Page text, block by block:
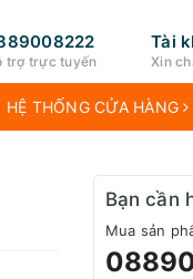
trợ trực tuyến
Tài
Xin
HỆ THỐNG CỬA HÀNG
Bạn cần
Mua sản